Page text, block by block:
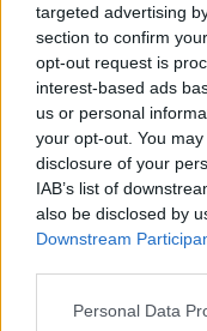
targeted advertising
section to confirm
opt-out request is
interest-based ads
us or personal
your opt-out. You
disclosure of your
IAB’s list of
also be disclosed by
Downstream
Please note that this
Personal Data
Ismeritek azt a
szolgáltatásokat
leírásokkal és
nyugdíjazott
Podcasts, a Keen,
Grasshopper.
ugyanis július